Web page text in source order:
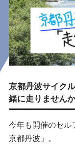
京都丹波サイク
緒に走りませんか
今年も開催のセル
京都丹波」。